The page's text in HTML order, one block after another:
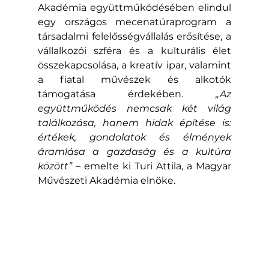
Akadémia együttműködésében elindul
egy országos mecenatúraprogram a
társadalmi felelősségvállalás erősítése, a
vállalkozói szféra és a kulturális élet
összekapcsolása, a kreatív ipar, valamint
a fiatal művészek és alkotók
támogatása érdekében. „Az
együttműködés nemcsak két világ
találkozása, hanem hidak építése is:
értékek, gondolatok és élmények
áramlása a gazdaság és a kultúra
között” – emelte ki Turi Attila, a Magyar
Művészeti Akadémia elnöke.